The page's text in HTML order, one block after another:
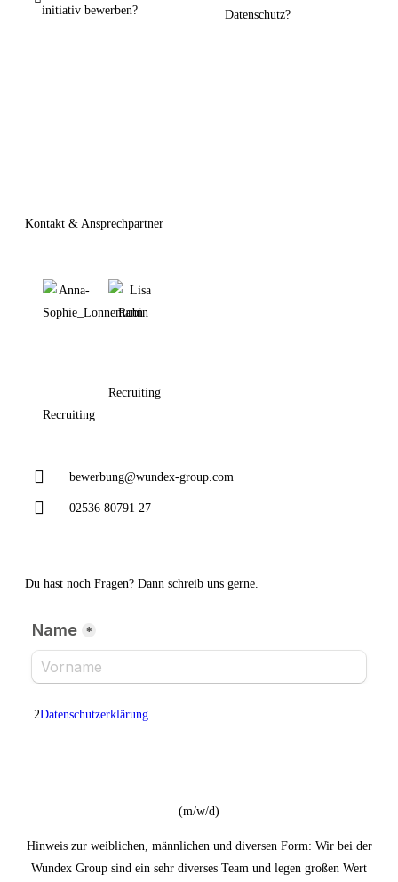
initiativ bewerben?
Datenschutz?
Kontakt & Ansprechpartner
Recruiting
Recruiting
bewerbung@wundex-group.com
02536 80791 27
Du hast noch Fragen? Dann schreib uns gerne.
2Datenschutzerklärung
(m/w/d)
Hinweis zur weiblichen, männlichen und diversen Form: Wir bei der
Wundex Group sind ein sehr diverses Team und legen großen Wert